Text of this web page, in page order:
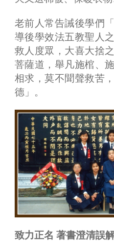
老前人常告誡後學們
導後學效法五教聖人
救人度眾，大喜大捨
菩薩道，舉凡施棺、
相求，莫不聞聲救苦
德」。
致力正名 著書澄清誤